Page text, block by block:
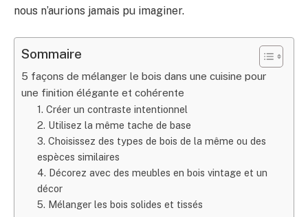
nous n’aurions jamais pu imaginer.
Sommaire
5 façons de mélanger le bois dans une cuisine pour
une finition élégante et cohérente
1. Créer un contraste intentionnel
2. Utilisez la même tache de base
3. Choisissez des types de bois de la même ou des
espèces similaires
4. Décorez avec des meubles en bois vintage et un
décor
5. Mélanger les bois solides et tissés